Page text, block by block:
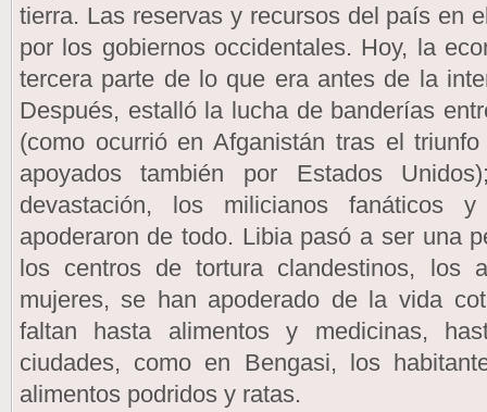
tierra. Las reservas y recursos del país en
por los gobiernos occidentales. Hoy, la
tercera parte de lo que era antes de la
Después, estalló la lucha de banderías
(como ocurrió en Afganistán tras el
apoyados también por Estados
devastación, los milicianos fanáticos
apoderaron de todo. Libia pasó a ser una
los centros de tortura clandestinos, los
mujeres, se han apoderado de la vida
faltan hasta alimentos y medicinas,
ciudades, como en Bengasi, los
alimentos podridos y ratas.